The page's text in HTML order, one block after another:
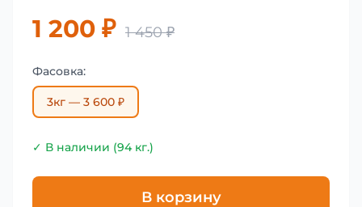
1 200 ₽ 1 450 ₽
Фасовка:
3кг — 3 600 ₽
✓ В наличии (94 кг.)
В корзину